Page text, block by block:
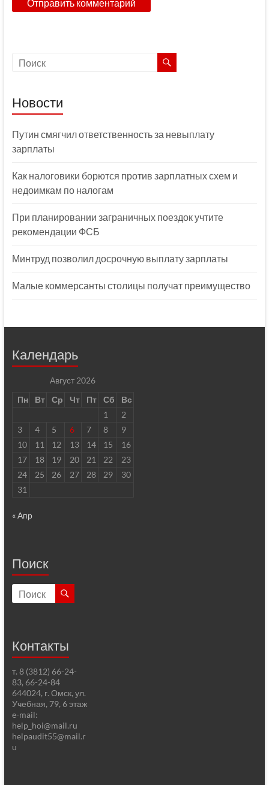
Новости
Путин смягчил ответственность за невыплату
зарплаты
Как налоговики борются против зарплатных схем и
недоимкам по налогам
При планировании заграничных поездок учтите
рекомендации ФСБ
Минтруд позволил досрочную выплату зарплаты
Малые коммерсанты столицы получат преимущество
Календарь
Август 2026
Пн
Вт Ср Чт Пт Сб
Вс
1
2
3
4 5 6 7 8
9
10
11 12 13 14 15
16
17
18 19 20 21 22
23
24
25 26 27 28 29
30
31
« Апр
Поиск
Контакты
т. 8 (3812) 66-24-
83, 66-24-84
644024, г. Омск, ул.
Учебная, 79, 6 этаж
e-mail:
help_hoi@mail.ru
helpaudit55@mail.r
u